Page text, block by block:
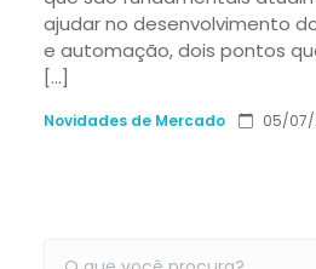
ajudar no desenvolvimento
e automação, dois pontos
[…]
Novidades de Mercado 05/07/